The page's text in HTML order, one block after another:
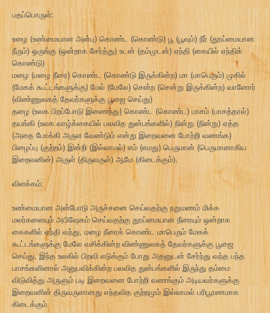
பதப்பொருள்:
உழை (உண்மையான அன்பு) கொண்ட (கொண்டு) பூ (பூவும்) நீர் (தூய்மையான
நீரும்) ஒருங்கு (ஒன்றாக சேர்த்து) உடன் (தம்முடன்) ஏந்தி (கையில் ஏந்திக்
கொண்டு)
மழை (மழை நீரை) கொண்ட (கொண்டு இருக்கின்ற) மா (மாபெரும்) முகில்
(மேகக் கூட்டங்களுக்கு) மேல் (மேலே) சென்ற (சென்று இருக்கின்ற) வானோர்
(விண்ணுலகத் தேவர்களுக்கு பூஜை செய்து)
தழை (உலக பிறப்போடு இணைந்து) கொண்ட (கொண்ட) பாசம் (பாசத்தால்)
தயங்கி (உலக வாழ்க்கையில் பலவித துன்பங்களில்) நின்று (நின்று) ஏத்த
(அதை போக்கி அருள வேண்டும் என்று இறைவனை போற்றி வணங்க)
பிழைப்பு (குற்றம்) இன்றி (இல்லாமல்) எம் (எமது) பெருமான் (பெருமானாகிய
இறைவனின்) அருள் (திருவருள்) ஆமே (கிடைக்கும்).
விளக்கம்:
உண்மையான அன்போடு அருச்சனை செய்வதற்கு நறுமணம் மிக்க
மலர்களையும் அபிஷேகம் செய்வதற்கு தூய்மையான நீரையும் ஒன்றாக
கைகளில் ஏந்தி வந்து, மழை நீரைக் கொண்ட மாபெரும் மேகக்
கூட்டங்களுக்கு மேலே வசிக்கின்ற விண்ணுலகத் தேவர்களுக்கு பூஜை
செய்து, இந்த உலகில் பிறவி எடுக்கும் போது அதனுடன் சேர்ந்து வந்த பந்த
பாசங்களினால் அனுபவிக்கின்ற பலவித துன்பங்களில் இருந்து தம்மை
விடுவித்து அருளும் படி இறைவனை போற்றி வணங்கும் அடியவர்களுக்கு
இறைவனின் திருவருளானது எந்தவித குற்றமும் இல்லாமல் பரிபூரணமாக
கிடைக்கும்.